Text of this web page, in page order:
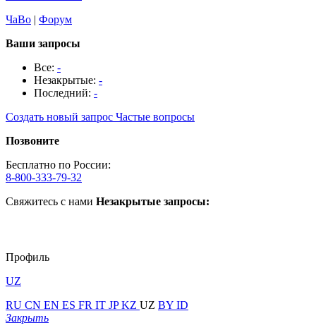
ЧаВо | Форум
Ваши запросы
Все: -
Незакрытые: -
Последний: -
Создать новый запрос Частые вопросы
Позвоните
Бесплатно по России:
8-800-333-79-32
Свяжитесь с нами Незакрытые запросы:
Профиль
UZ
RU CN EN ES FR IT JPKZ UZ BY ID
Закрыть